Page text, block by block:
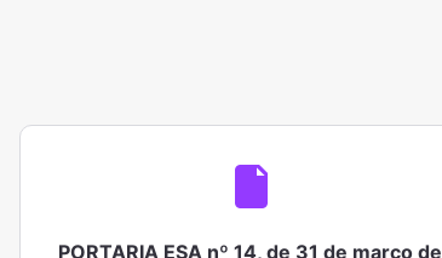
PORTARIA ESA nº 14, de 31 de março de